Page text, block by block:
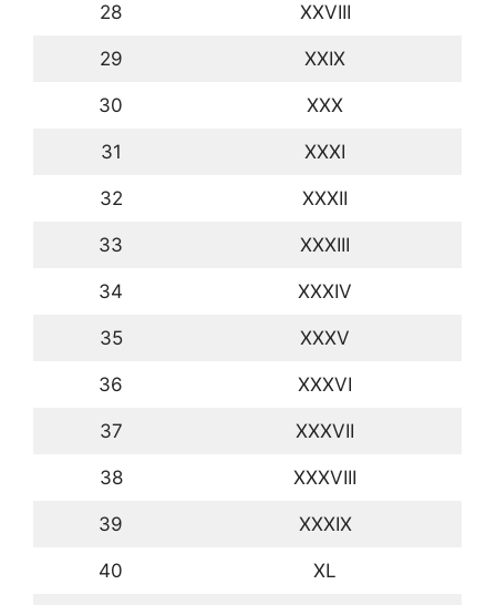
28 XXVIII
29 XXIX
30 XXX
31 XXXI
32 XXXII
33 XXXIII
34 XXXIV
35 XXXV
36 XXXVI
37 XXXVII
38 XXXVIII
39 XXXIX
40 XL